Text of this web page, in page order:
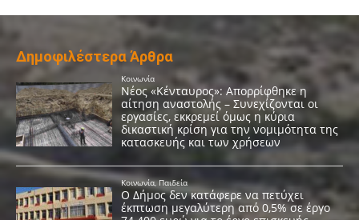
Δημοφιλέστερα Άρθρα